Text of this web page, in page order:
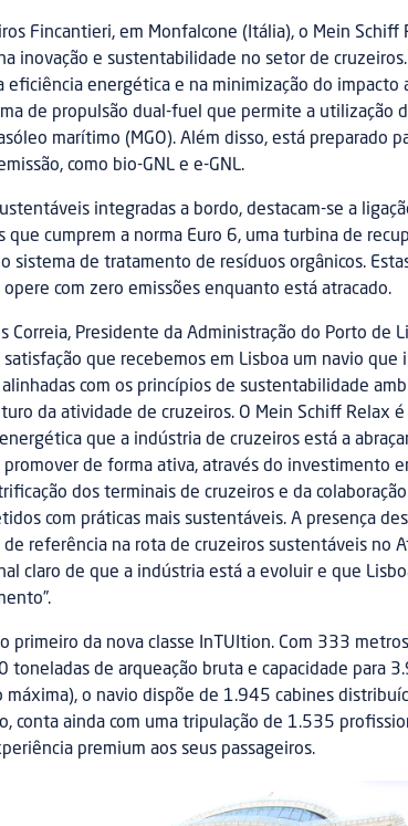
Fincantieri, em Monfalcone (Itália), o Mein Schiff
inovação e sustentabilidade no setor de
eficiência energética e na minimização do impacto
de propulsão dual-fuel que permite a utilização
marítimo (MGO). Além disso, está preparado
como bio-GNL e e-GNL.
integradas a bordo, destacam-se a
que cumprem a norma Euro 6, uma turbina de
sistema de tratamento de resíduos orgânicos.
com zero emissões enquanto está atracado.
Correia, Presidente da Administração do Porto de
satisfação que recebemos em Lisboa um navio que
com os princípios de sustentabilidade
da atividade de cruzeiros. O Mein Schiff Relax
que a indústria de cruzeiros está a
de forma ativa, através do investimento
dos terminais de cruzeiros e da colaboração
com práticas mais sustentáveis. A presença
de referência na rota de cruzeiros sustentáveis no
claro de que a indústria está a evoluir e que
primeiro da nova classe InTUItion. Com 333
toneladas de arqueação bruta e capacidade para
máxima), o navio dispõe de 1.945 cabines
conta ainda com uma tripulação de 1.535
premium aos seus passageiros.